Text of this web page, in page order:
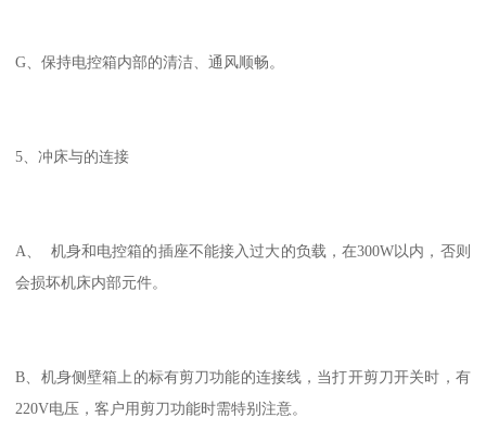
G、保持电控箱内部的清洁、通风顺畅。
5、冲床与的连接
A、 机身和电控箱的插座不能接入过大的负载，在300W以内，否则
会损坏机床内部元件。
B、机身侧壁箱上的标有剪刀功能的连接线，当打开剪刀开关时，有
220V电压，客户用剪刀功能时需特别注意。